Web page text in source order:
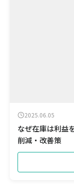
2025.06.05
なぜ在庫は利益
削減・改善策